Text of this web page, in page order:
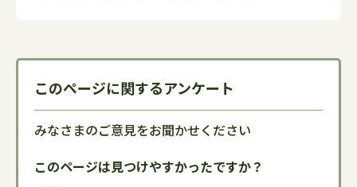
このページに関するアンケート
みなさまのご意見をお聞かせください
このページは見つけやすかったですか？